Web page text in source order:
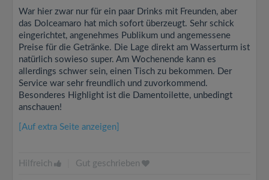
War hier zwar nur für ein paar Drinks mit Freunden, aber
das Dolceamaro hat mich sofort überzeugt. Sehr schick
eingerichtet, angenehmes Publikum und angemessene
Preise für die Getränke. Die Lage direkt am Wasserturm ist
natürlich sowieso super. Am Wochenende kann es
allerdings schwer sein, einen Tisch zu bekommen. Der
Service war sehr freundlich und zuvorkommend.
Besonderes Highlight ist die Damentoilette, unbedingt
anschauen!
[Auf extra Seite anzeigen]
Hilfreich Gut geschrieben